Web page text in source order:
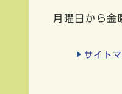
月曜日から
サイト